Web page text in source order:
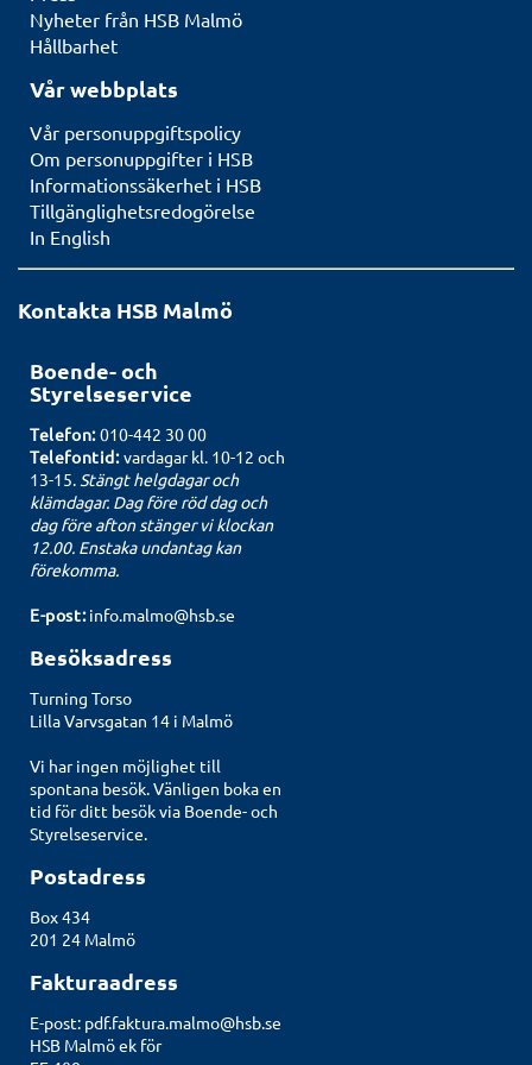
Nyheter från HSB Malmö
Hållbarhet
Vår webbplats
Vår personuppgiftspolicy
Om personuppgifter i HSB
Informationssäkerhet i HSB
Tillgänglighetsredogörelse
In English
Kontakta HSB Malmö
Boende- och
Styrelseservice
Telefon:010-442 30 00
Telefontid:vardagar kl. 10-12 och
13-15. Stängt helgdagar och
klämdagar. Dag före röd dag och
dag före afton stänger vi klockan
12.00. Enstaka undantag kan
förekomma.
E-post: info.malmo@hsb.se
Besöksadress
Turning Torso
Lilla Varvsgatan 14 i Malmö
Vi har ingen möjlighet till
spontana besök. Vänligen boka en
tid för ditt besök via Boende- och
Styrelseservice.
Postadress
Box 434
201 24 Malmö
Fakturaadress
E-post: pdf.faktura.malmo@hsb.se
HSB Malmö ek för